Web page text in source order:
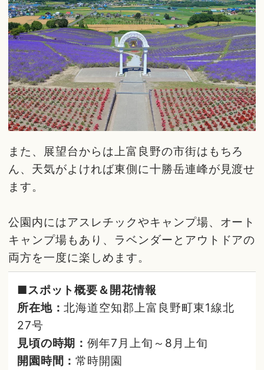
また、展望台からは上富良野の市街はもちろ
ん、天気がよければ東側に十勝岳連峰が見渡せ
ます。
公園内にはアスレチックやキャンプ場、オート
キャンプ場もあり、ラベンダーとアウトドアの
両方を一度に楽しめます。
■スポット概要＆開花情報
所在地：北海道空知郡上富良野町東1線北
27号
見頃の時期：例年7月上旬～8月上旬
開園時間：常時開園